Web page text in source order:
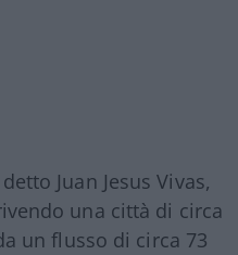
Juan Jesus Vivas,
una città di circa
un flusso di circa 73